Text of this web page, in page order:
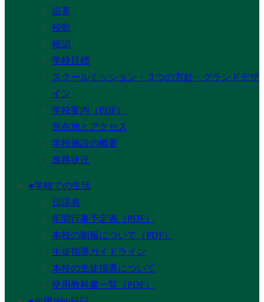
沿革
校歌
校訓
学校目標
スクールミッション・３つの方針・グランドデザ
イン
学校案内（PDF）
所在地とアクセス
学校施設の概要
進路状況
●学校での生活
日課表
年間行事予定表（PDF）
本校の制服について（PDF）
生徒指導ガイドライン
本校の生徒指導について
使用教科書一覧（PDF）